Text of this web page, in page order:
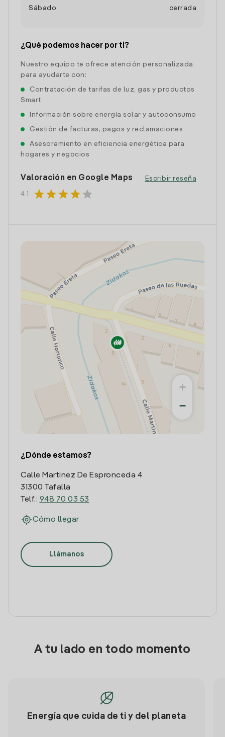
Sábado
cerrada
¿Qué podemos hacer por ti?
Nuestro equipo te ofrece atención personalizada
para ayudarte con:
Contratación de tarifas de luz, gas y productos
Smart
Información sobre energía solar y autoconsumo
Gestión de facturas, pagos y reclamaciones
Asesoramiento en eficiencia energética para
hogares y negocios
Valoración en Google Maps
4.1 starstarstarstar star
Escribir reseña
+
−
¿Dónde estamos?
Calle Martinez De Espronceda 4
31300 Tafalla
Telf.: 948 70 03 53
Cómo llegar
Llámanos
A tu lado en todo momento
Energía que cuida de ti y del planeta